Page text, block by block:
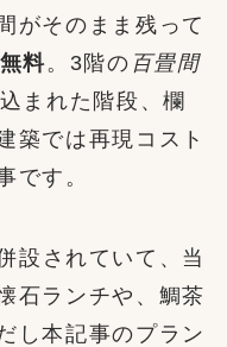
がそのまま残って
料。3階の 百畳間
まれた階段、欄
築では再現コスト
です。
設されていて、当
石ランチや、鯛茶
し本記事のプラン